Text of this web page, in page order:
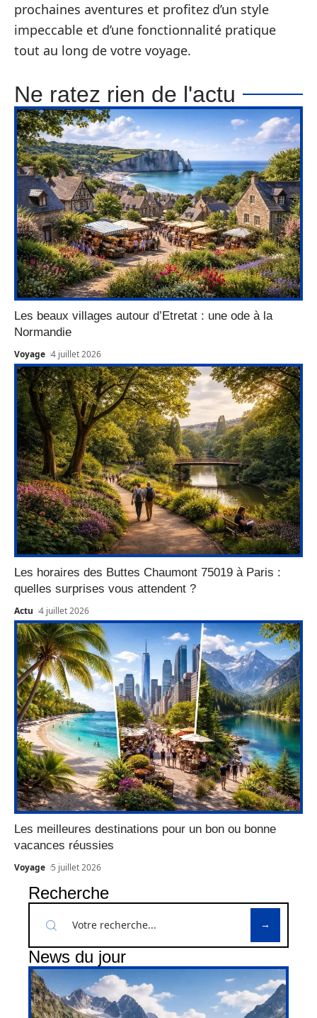
prochaines aventures et profitez d’un style
impeccable et d’une fonctionnalité pratique
tout au long de votre voyage.
Ne ratez rien de l'actu
Les beaux villages autour d’Etretat : une ode à la
Normandie
Voyage 4 juillet 2026
Les horaires des Buttes Chaumont 75019 à Paris :
quelles surprises vous attendent ?
Actu 4 juillet 2026
Les meilleures destinations pour un bon ou bonne
vacances réussies
Voyage 5 juillet 2026
Recherche
News du jour